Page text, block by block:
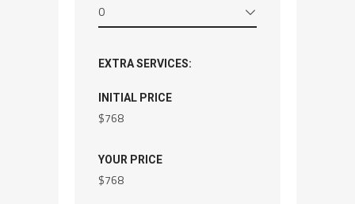
0
EXTRA SERVICES:
INITIAL PRICE
$768
YOUR PRICE
$768